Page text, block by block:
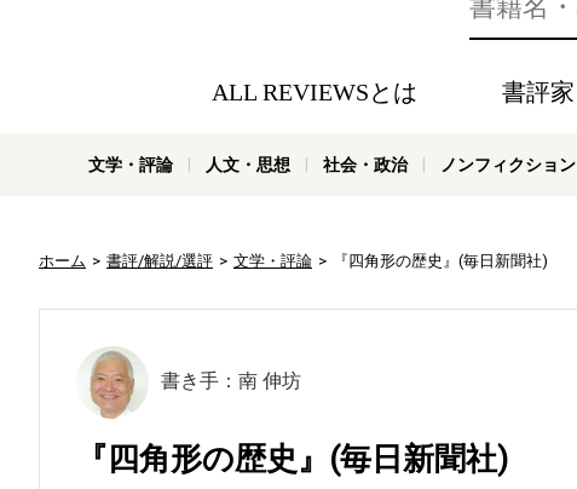
ALL REVIEWSとは 書評家
文学・評論 人文・思想 社会・政治 ノンフィクション
ホーム 書評/解説/選評 文学・評論 『四角形の歴史』(毎日新聞社)
書き手：南 伸坊
『四角形の歴史』(毎日新聞社)